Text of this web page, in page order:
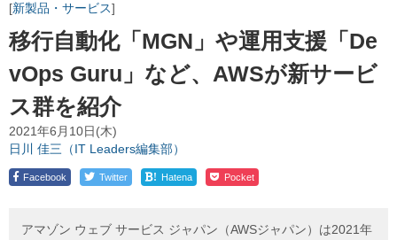
新製品・サービス
移行自動化「MGN」や運用支援「De
vOps Guru」など、AWSが新サービ
ス群を紹介
2021年6月10日(木)
日川 佳三（IT Leaders編集部）
Facebook Twitter ! Hatena Pocket
アマゾン ウェブ サービス ジャパン（AWSジャパン）は2021年